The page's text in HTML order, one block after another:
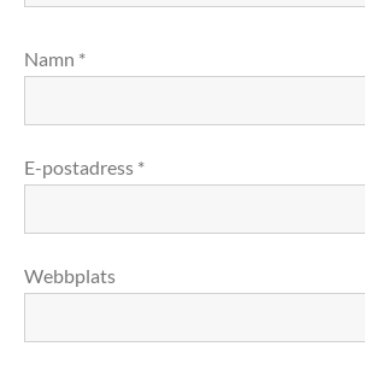
Namn *
E-postadress *
Webbplats